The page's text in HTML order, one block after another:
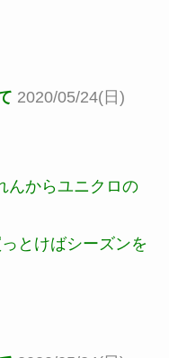
2020/05/24(日)
んからユニクロの
とけばシーズンを